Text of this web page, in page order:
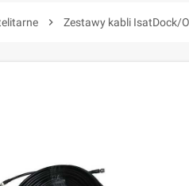
chevron_right Zestawy kabli IsatDock/